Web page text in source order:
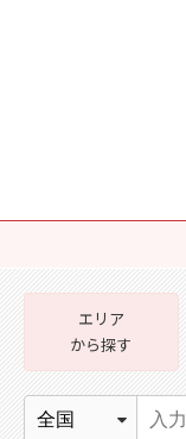
エリア
から探す